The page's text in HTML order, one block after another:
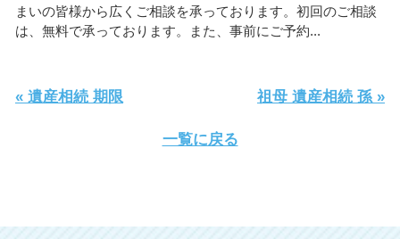
まいの皆様から広くご相談を承っております。初回のご相談
は、無料で承っております。また、事前にご予約...
« 遺産相続 期限 祖母 遺産相続 孫 »
一覧に戻る